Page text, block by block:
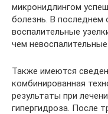
микронидлингом
болезнь. В последнем
воспалительные
чем невоспалительные.
Также имеются
комбинированная
результаты при
гипергидроза. После